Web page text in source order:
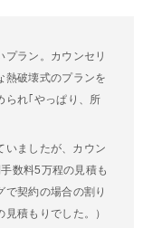
プラン。カウンセリ
熱破壊式のプランを
られ｢やっぱり、所
いましたが、カウン
数料5万程の見積も
で契約の場合の割り
積もりでした。）